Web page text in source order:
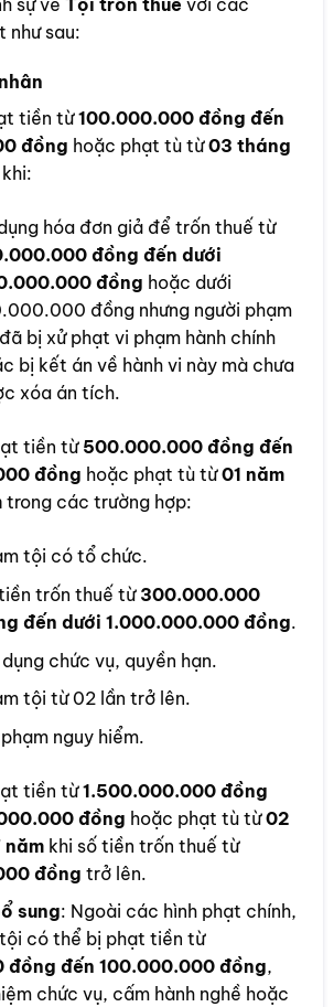
như sau:
tiền từ100.000.000 đồng đến
đồng hoặc phạt tù từ03 tháng
hóa đơn giả để trốn thuế từ
đồng đến dưới
đồng hoặc dưới
đồng nhưng người phạm
bị xử phạt vi phạm hành chính
bị kết án về hành vi này mà chưa
xóa án tích.
tiền từ 500.000.000 đồng đến
đồng hoặc phạt tù từ01 năm
trong các trường hợp:
tội có tổ chức.
trốn thuế từ 300.000.000
đến dưới 1.000.000.000 đồng.
chức vụ, quyền hạn.
tội từ 02 lần trở lên.
nguy hiểm.
tiền từ1.500.000.000 đồng
đồng hoặc phạt tù từ02
nămkhi số tiền trốn thuế từ
đồng trở lên.
sung: Ngoài các hình phạt chính,
có thể bị phạt tiền từ
đồng đến 100.000.000 đồng,
chức vụ, cấm hành nghề hoặc